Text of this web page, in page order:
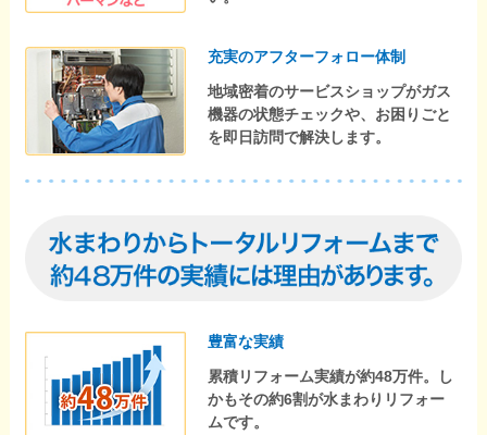
充実のアフターフォロー体制
地域密着のサービスショップがガス
機器の状態チェックや、お困りごと
を即日訪問で解決します。
豊富な実績
累積リフォーム実績が約48万件。し
かもその約6割が水まわりリフォー
ムです。